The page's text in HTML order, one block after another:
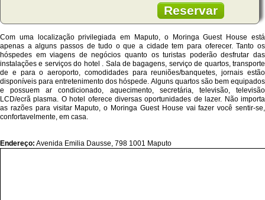
Reservar
Com uma localização privilegiada em Maputo, o Moringa Guest House está
apenas a alguns passos de tudo o que a cidade tem para oferecer. Tanto os
hóspedes em viagens de negócios quanto os turistas poderão desfrutar das
instalações e serviços do hotel . Sala de bagagens, serviço de quartos, transporte
de e para o aeroporto, comodidades para reuniões/banquetes, jornais estão
disponíveis para entretenimento dos hóspede. Alguns quartos são bem equipados
e possuem ar condicionado, aquecimento, secretária, televisão, televisão
LCD/ecrã plasma. O hotel oferece diversas oportunidades de lazer. Não importa
as razões para visitar Maputo, o Moringa Guest House vai fazer você sentir-se,
confortavelmente, em casa.
Endereço: Avenida Emilia Dausse, 798 1001 Maputo